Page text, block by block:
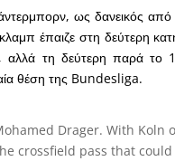
ως δανεικός
έπαιζε στη δεύτερη
τη δεύτερη παρά το
θέση της Bundesliga.
Drager. With
crossfield pass that